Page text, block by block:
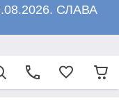
СЛАВА